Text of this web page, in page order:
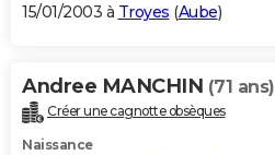
15/01/2003 à Troyes (Aube)
Andree MANCHIN (71 ans)
Créer une cagnotte obsèques
Naissance